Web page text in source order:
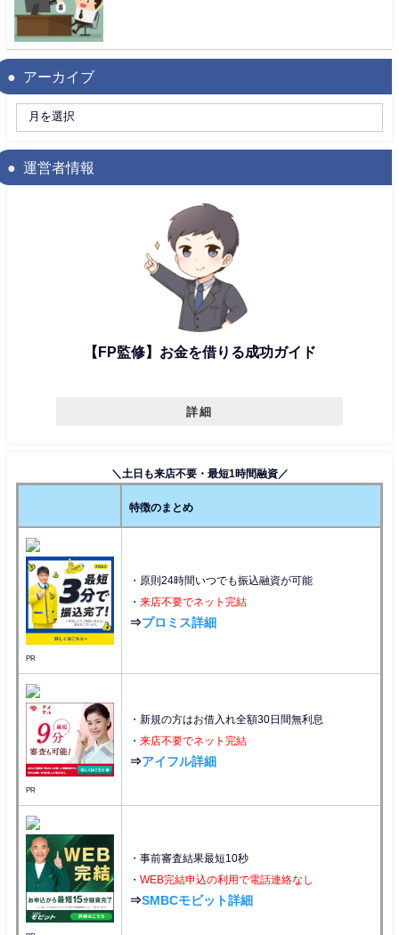
アーカイブ
運営者情報
【FP監修】お金を借りる成功ガイド
詳細
＼土日も来店不要・最短1時間融資／
特徴のまとめ
PR
・原則24時間いつでも振込融資が可能
・ 来店不要でネット完結
⇒プロミス詳細
PR
・新規の方はお借入れ全額30日間無利息
・ 来店不要でネット完結
⇒アイフル詳細
・事前審査結果最短10秒
・ WEB完結申込の利用で電話連絡なし
⇒SMBCモビット詳細